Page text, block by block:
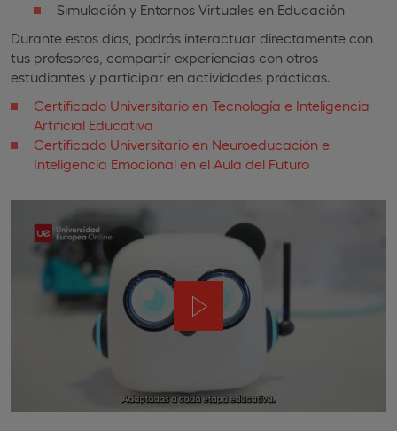
Simulación y Entornos Virtuales en Educación
Durante estos días, podrás interactuar directamente con
tus profesores, compartir experiencias con otros
estudiantes y participar en actividades prácticas.
Certificado Universitario en Tecnología e Inteligencia
Artificial Educativa
Certificado Universitario en Neuroeducación e
Inteligencia Emocional en el Aula del Futuro